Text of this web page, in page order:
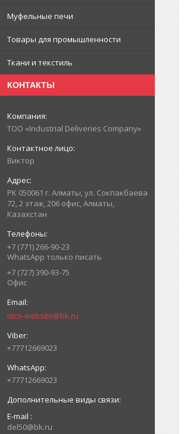
Муфельные печи
Товары для промышленности
Ткани и текстиль
КОНТАКТЫ
ТОО «Industrial Deliveries Company»
Виктор
РК 050061 г. Алматы, ул. Сокпакбаева
72, 2 этаж, 206 офис, Алматы,
Казахстан
+7 (771) 266-90-23
WhatsApp только писать
+7 (727) 390-93-75
Офис
idco-website@bk.ru
+77712669023
+77712669023
E-mail
del50@bk.ru